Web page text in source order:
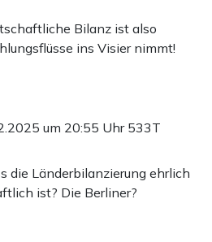
Bilanz ist also
ins Visier nimmt!
um 20:55 Uhr 533T
die Länderbilanzierung ehrlich
ist? Die Berliner?